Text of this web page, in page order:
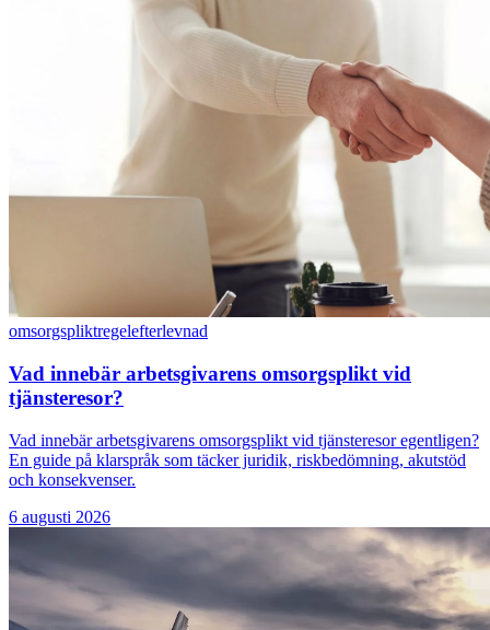
omsorgspliktregelefterlevnad
Vad innebär arbetsgivarens omsorgsplikt vid
tjänsteresor?
Vad innebär arbetsgivarens omsorgsplikt vid tjänsteresor egentligen?
En guide på klarspråk som täcker juridik, riskbedömning, akutstöd
och konsekvenser.
6 augusti 2026